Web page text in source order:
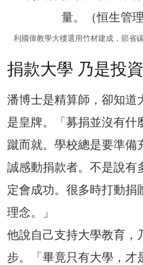
利國偉教學大樓選用竹材建成，節省
捐款大學 乃是投
潘博士是精算師，卻知道
是皇牌。「募捐並沒有什
蹴而就。學校總是要準備
誠感動捐款者。不是說有
定會成功。很多時打動捐
理念。」
他說自己支持大學教育，
步。「畢竟只有大學，才